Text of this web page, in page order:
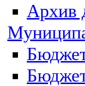
Архив